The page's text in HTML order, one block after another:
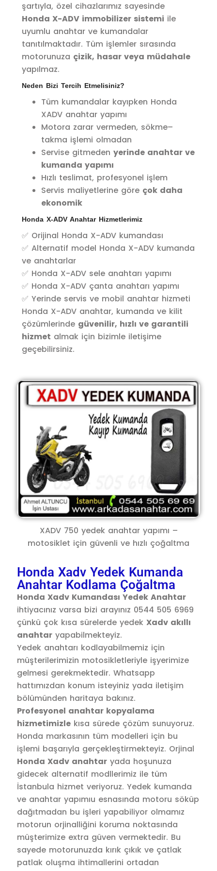
şartıyla, özel cihazlarımız sayesinde
Honda X-ADV immobilizer sistemi ile
uyumlu anahtar ve kumandalar
tanıtılmaktadır. Tüm işlemler sırasında
motorunuza çizik, hasar veya müdahale
yapılmaz.
Neden Bizi Tercih Etmelisiniz?
Tüm kumandalar kayıpken Honda
XADV anahtar yapımı
Motora zarar vermeden, sökme–
takma işlemi olmadan
Servise gitmeden yerinde anahtar ve
kumanda yapımı
Hızlı teslimat, profesyonel işlem
Servis maliyetlerine göre çok daha
ekonomik
Honda X-ADV Anahtar Hizmetlerimiz
✅ Orijinal Honda X-ADV kumandası
✅ Alternatif model Honda X-ADV kumanda
ve anahtarlar
✅ Honda X-ADV sele anahtarı yapımı
✅ Honda X-ADV çanta anahtarı yapımı
✅ Yerinde servis ve mobil anahtar hizmeti
Honda X-ADV anahtar, kumanda ve kilit
çözümlerinde güvenilir, hızlı ve garantili
hizmet almak için bizimle iletişime
geçebilirsiniz.
XADV 750 yedek anahtar yapımı –
motosiklet için güvenli ve hızlı çoğaltma
Honda Xadv Yedek Kumanda
Anahtar Kodlama Çoğaltma
Honda Xadv Kumandası Yedek Anahtar
ihtiyacınız varsa bizi arayınız 0544 505 6969
çünkü çok kısa sürelerde yedek Xadv akıllı
anahtar yapabilmekteyiz.
Yedek anahtarı kodlayabilmemiz için
müşterilerimizin motosikletleriyle işyerimize
gelmesi gerekmektedir. Whatsapp
hattımızdan konum isteyiniz yada iletişim
bölümünden haritaya bakınız.
Profesyonel anahtar kopyalama
hizmetimizle kısa sürede çözüm sunuyoruz.
Honda markasının tüm modelleri için bu
işlemi başarıyla gerçekleştirmekteyiz. Orjinal
Honda Xadv anahtar yada hoşunuza
gidecek alternatif modllerimiz ile tüm
İstanbula hizmet veriyoruz. Yedek kumanda
ve anahtar yapımıu esnasında motoru söküp
dağıtmadan bu işleri yapabiliyor olmamız
motorun orjinalliğini koruma noktasında
müşterimize extra güven vermektedir. Bu
sayede motorunuzda kırık çıkık ve çatlak
patlak oluşma ihtimallerini ortadan